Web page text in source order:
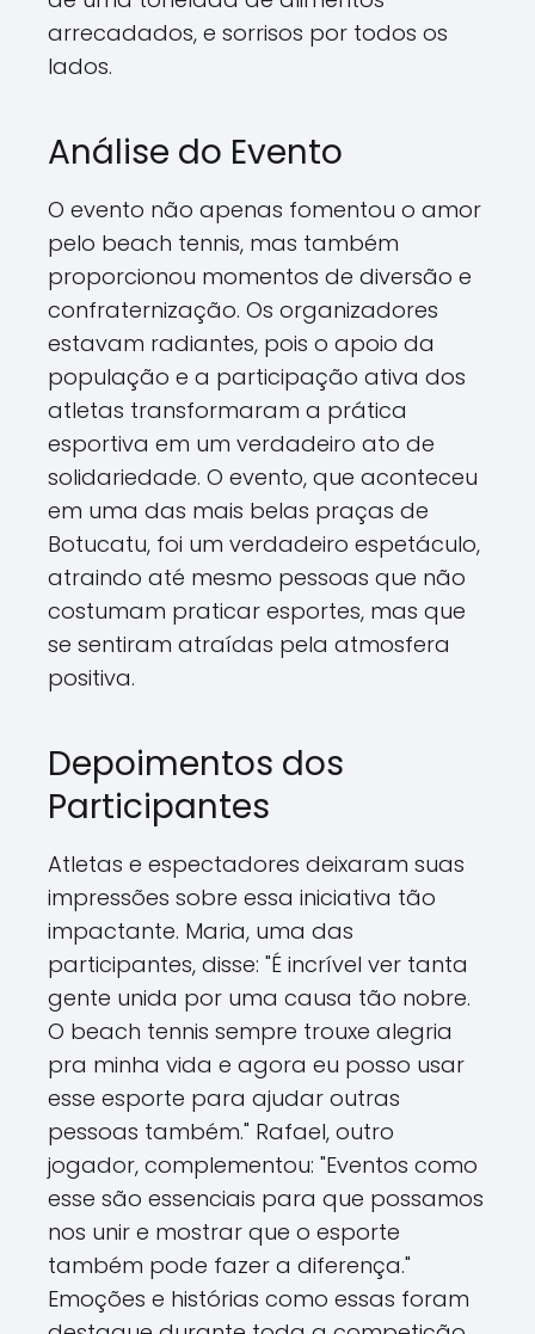
arrecadados, e sorrisos por todos os
lados.
Análise do Evento
O evento não apenas fomentou o amor
pelo beach tennis, mas também
proporcionou momentos de diversão e
confraternização. Os organizadores
estavam radiantes, pois o apoio da
população e a participação ativa dos
atletas transformaram a prática
esportiva em um verdadeiro ato de
solidariedade. O evento, que aconteceu
em uma das mais belas praças de
Botucatu, foi um verdadeiro espetáculo,
atraindo até mesmo pessoas que não
costumam praticar esportes, mas que
se sentiram atraídas pela atmosfera
positiva.
Depoimentos dos
Participantes
Atletas e espectadores deixaram suas
impressões sobre essa iniciativa tão
impactante. Maria, uma das
participantes, disse: "É incrível ver tanta
gente unida por uma causa tão nobre.
O beach tennis sempre trouxe alegria
pra minha vida e agora eu posso usar
esse esporte para ajudar outras
pessoas também." Rafael, outro
jogador, complementou: "Eventos como
esse são essenciais para que possamos
nos unir e mostrar que o esporte
também pode fazer a diferença."
Emoções e histórias como essas foram